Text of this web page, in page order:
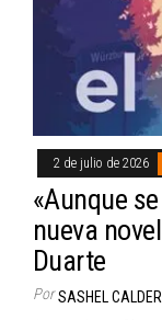
2 de julio de 2026
«Aunque
nueva
Duarte
Por SASHEL